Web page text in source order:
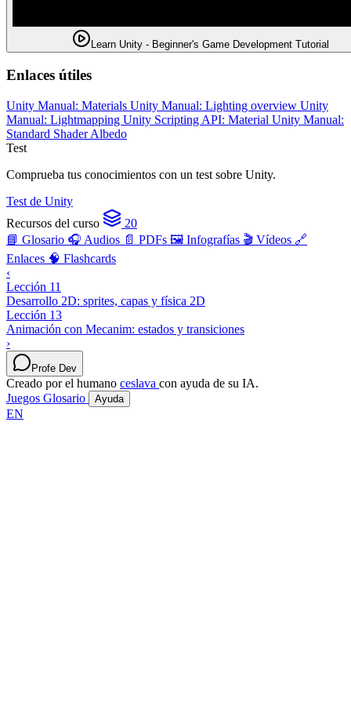
Learn Unity - Beginner's Game Development Tutorial
Enlaces útiles
Unity Manual: Materials Unity Manual: Lighting overview Unity
Manual: Lightmapping Unity Scripting API: Material Unity Manual:
Standard Shader Albedo
Test
Comprueba tus conocimientos con un test sobre Unity.
Test de Unity
Recursos del curso
20
📘 Glosario 🎧 Audios 📄 PDFs 🖼️ Infografías 🎬 Vídeos 🔗
Enlaces 🧠 Flashcards
‹
Lección 11
Desarrollo 2D: sprites, capas y física 2D
Lección 13
Animación con Mecanim: estados y transiciones
›
Profe Dev
Creado por el humano ceslava con ayuda de su IA.
Juegos Glosario Ayuda
EN